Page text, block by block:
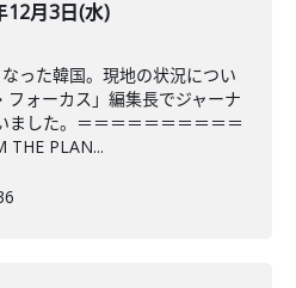
12月3日(水)
った韓国。現地の状況につい
フォーカス」編集長でジャーナ
ました。＝＝＝＝＝＝＝＝＝＝
THE PLAN...